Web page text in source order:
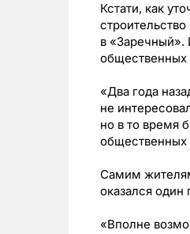
Кстати, как
в «Заречный».
общественных
«Два года
не
но в то время
общественных
Самим
оказался один
«Вполне